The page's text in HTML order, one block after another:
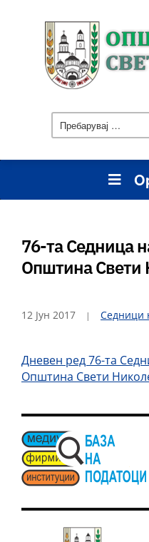
за:
76-та Седница
Општина Свети
12 Јун 2017 Седници
Дневен ред 76-та
Општина Свети